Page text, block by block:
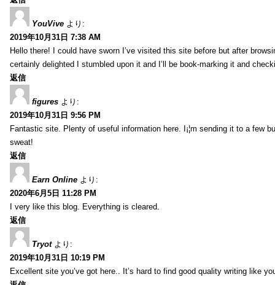
YouVive より:
2019年10月31日 7:38 AM
Hello there! I could have sworn I’ve visited this site before but after
certainly delighted I stumbled upon it and I’ll be book-marking it and
返信
figures より:
2019年10月31日 9:56 PM
Fantastic site. Plenty of useful information here. I¡¦m sending it to a few
sweat!
返信
Earn Online より:
2020年6月5日 11:28 PM
I very like this blog. Everything is cleared.
返信
Tryot より:
2019年10月31日 10:19 PM
Excellent site you’ve got here.. It’s hard to find good quality writing like